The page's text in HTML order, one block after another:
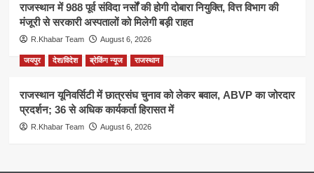
राजस्थान में 988 पूर्व संविदा नर्सों की होगी दोबारा नियुक्ति, वित्त विभाग की
मंजूरी से सरकारी अस्पतालों को मिलेगी बड़ी राहत
R.Khabar Team August 6, 2026
जयपुर देश/विदेश ब्रेकिंग न्यूज राजस्थान
राजस्थान यूनिवर्सिटी में छात्रसंघ चुनाव को लेकर बवाल, ABVP का जोरदार
प्रदर्शन; 36 से अधिक कार्यकर्ता हिरासत में
R.Khabar Team August 6, 2026